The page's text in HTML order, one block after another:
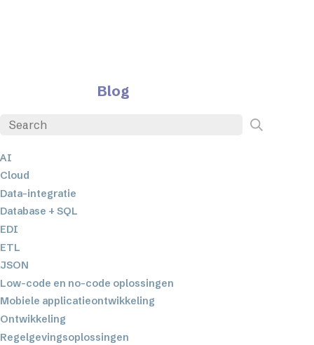
Blog
AI
Cloud
Data-integratie
Database + SQL
EDI
ETL
JSON
Low-code en no-code oplossingen
Mobiele applicatieontwikkeling
Ontwikkeling
Regelgevingsoplossingen